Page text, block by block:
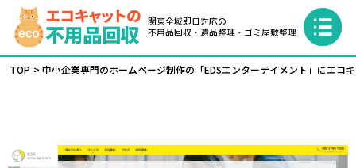
関東全域即日対応の
不用品回収・遺品整理・ゴミ屋敷整理
TOP 中小企業専門のホームページ制作の「EDSエンターテイメント」にエコ